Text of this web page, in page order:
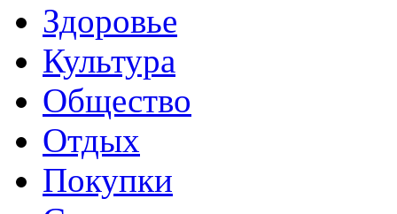
Здоровье
Культура
Общество
Отдых
Покупки